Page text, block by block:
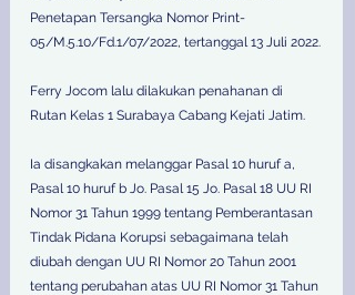
Penetapan Tersangka Nomor Print-
05/M.5.10/Fd.1/07/2022, tertanggal 13 Juli 2022.
Ferry Jocom lalu dilakukan penahanan di
Rutan Kelas 1 Surabaya Cabang Kejati Jatim.
Ia disangkakan melanggar Pasal 10 huruf a,
Pasal 10 huruf b Jo. Pasal 15 Jo. Pasal 18 UU RI
Nomor 31 Tahun 1999 tentang Pemberantasan
Tindak Pidana Korupsi sebagaimana telah
diubah dengan UU RI Nomor 20 Tahun 2001
tentang perubahan atas UU RI Nomor 31 Tahun